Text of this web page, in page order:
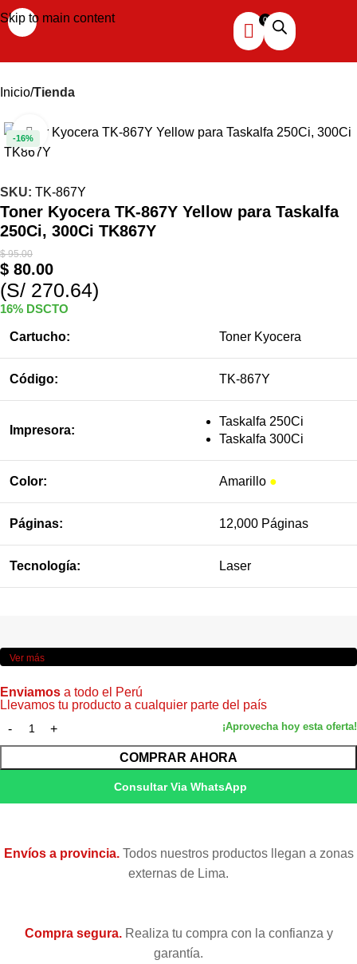
Skip to main content
Inicio Tienda
-16% Haga clic para ampliar
SKU: TK-867Y
Toner Kyocera TK-867Y Yellow para Taskalfa
250Ci, 300Ci TK867Y
$95.00
$ 80.00
(S/ 270.64)
16% DSCTO
Cartucho: Toner Kyocera
Código: TK-867Y
Impresora:
Taskalfa 250Ci
Taskalfa 300Ci
Color: Amarillo ●
Páginas: 12,000 Páginas
Tecnología: Laser
Ver más
Enviamos a todo el Perú
Llevamos tu producto a cualquier parte del país
COMPRAR AHORA
Consultar Via WhatsApp
Envíos a provincia.Todos nuestros productos llegan a zonas
externas de Lima.
Compra segura.Realiza tu compra con la confianza y
garantía.